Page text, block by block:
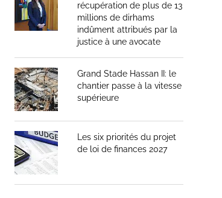
récupération de plus de 13
millions de dirhams
indûment attribués par la
justice à une avocate
Grand Stade Hassan II: le
chantier passe à la vitesse
supérieure
Les six priorités du projet
de loi de finances 2027